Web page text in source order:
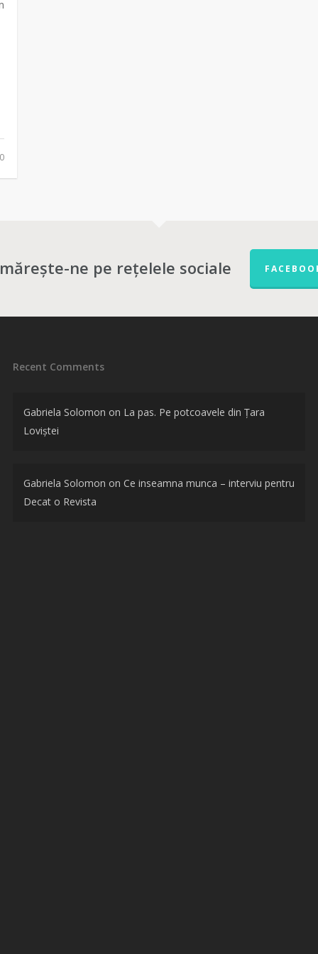
0
ne pe rețelele sociale
Recent Comments
Gabriela Solomon on La pas. Pe potcoavele din Țara
Loviștei
Gabriela Solomon on Ce inseamna munca – interviu pentru
Decat o Revista